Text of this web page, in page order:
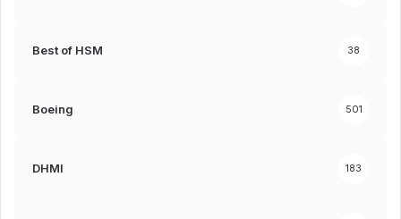
Best of HSM 38
Boeing 501
DHMI 183